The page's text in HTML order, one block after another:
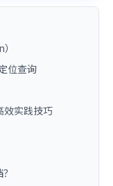
位查询
效实践技巧